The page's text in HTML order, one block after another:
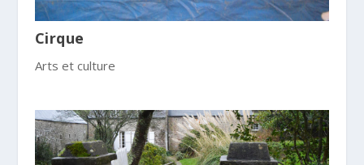
Cirque
Arts et culture